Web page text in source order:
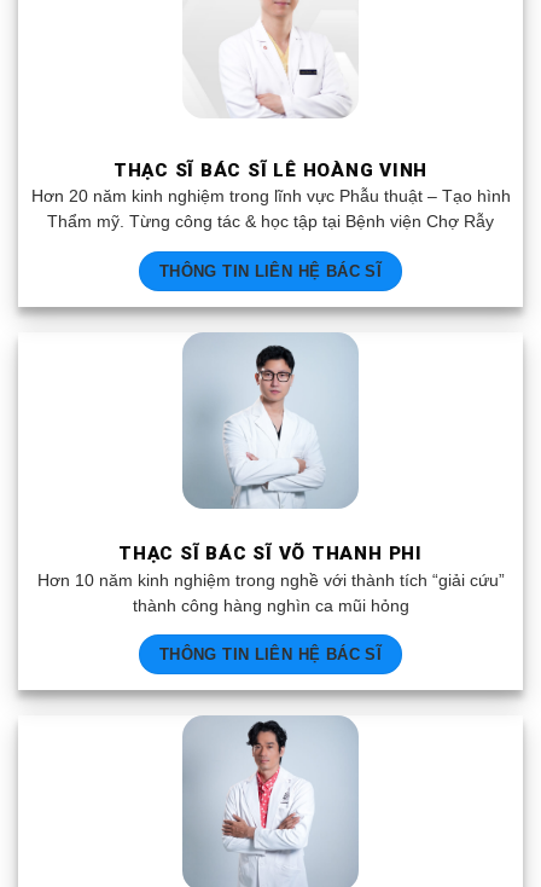
THẠC SĨ BÁC SĨ LÊ HOÀNG VINH
Hơn 20 năm kinh nghiệm trong lĩnh vực Phẫu thuật – Tạo hình
Thẩm mỹ. Từng công tác & học tập tại Bệnh viện Chợ Rẫy
THÔNG TIN LIÊN HỆ BÁC SĨ
THẠC SĨ BÁC SĨ VÕ THANH PHI
Hơn 10 năm kinh nghiệm trong nghề với thành tích “giải cứu”
thành công hàng nghìn ca mũi hỏng
THÔNG TIN LIÊN HỆ BÁC SĨ